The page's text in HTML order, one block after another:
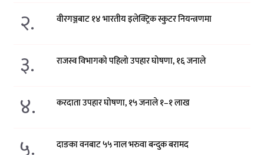
२. वीरगञ्जबाट १४ भारतीय इलेक्ट्रिक स्कुटर नियन्त्रणमा
३. राजस्व विभागको पहिलो उपहार घोषणा, १६ जनाले
४. करदाता उपहार घोषणा, १५ जनाले १–१ लाख
दाङका वनबाट ५५ नाल भरुवा बन्दुक बरामद